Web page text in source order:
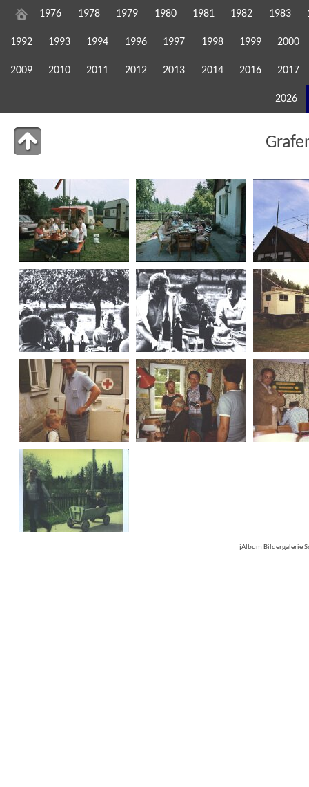
1976 1978 1979 1980 1981 1982 1983
1992 1993 1994 1996 1997 1998 1999 2000
2009 2010 2011 2012 2013 2014 2016 2017
2026
jAlbum Bildergalerie